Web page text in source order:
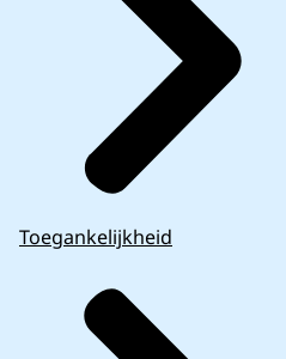
Toegankelijkheid